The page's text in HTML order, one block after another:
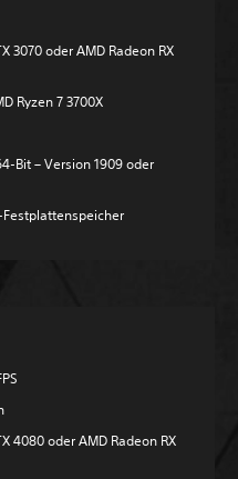
3070 oder AMD Radeon RX
Ryzen 7 3700X
Bit – Version 1909 oder
Festplattenspeicher
4080 oder AMD Radeon RX